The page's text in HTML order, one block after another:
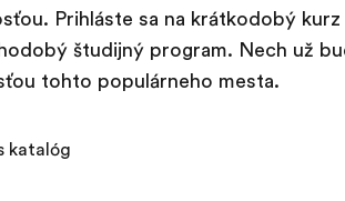
Prihláste sa na krátkodobý
študijný program. Nech už
tohto populárneho mesta.
katalóg